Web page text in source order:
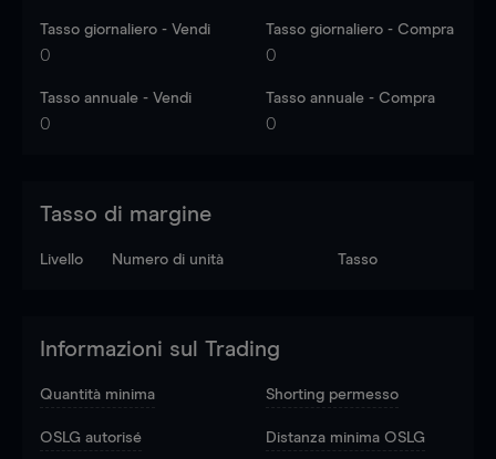
Tasso giornaliero - Vendi
0
Tasso giornaliero - Compra
0
Tasso annuale - Vendi
0
Tasso annuale - Compra
0
Tasso di margine
Livello Numero di unità Tasso
Informazioni sul Trading
Quantità minima Shorting permesso
OSLG autorisé Distanza minima OSLG